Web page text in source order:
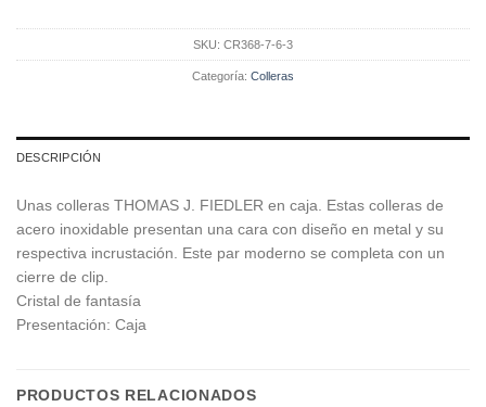
SKU: CR368-7-6-3
Categoría: Colleras
DESCRIPCIÓN
Unas colleras THOMAS J. FIEDLER en caja. Estas colleras de
acero inoxidable presentan una cara con diseño en metal y su
respectiva incrustación. Este par moderno se completa con un
cierre de clip.
Cristal de fantasía
Presentación: Caja
PRODUCTOS RELACIONADOS